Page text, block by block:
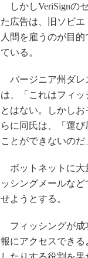
しかしVeriSignの
た広告は、旧ソビ
人間を雇うのが目
ている。
バージニア州ダレ
は、「これはフィ
とはない。しかし
らに同氏は、「運
ことができないのだ
ボットネットに大
ッシングメールな
せようとする。
フィッシングが成
報にアクセスでき